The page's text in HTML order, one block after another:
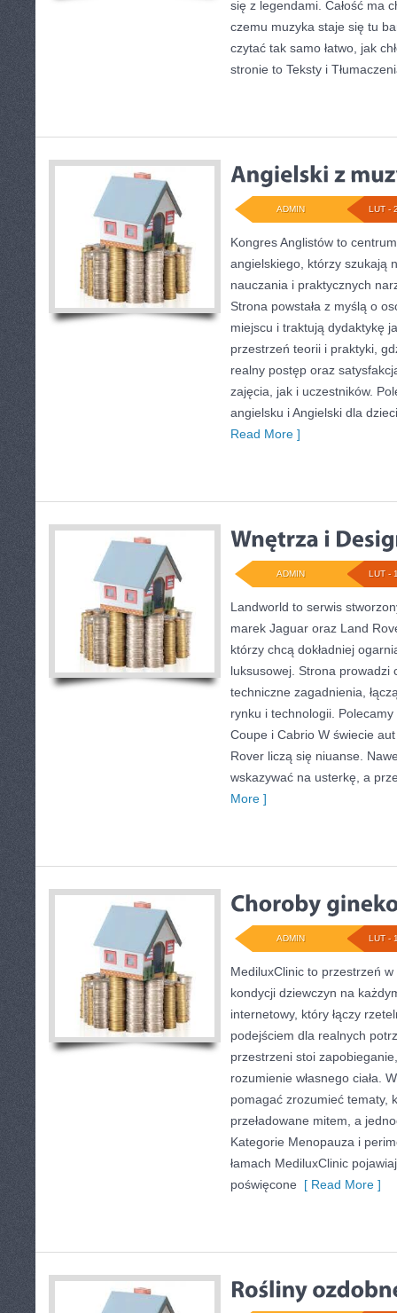
się z legendami. Całość ma
czemu muzyka staje się tu
czytać tak samo łatwo, jak
stronie to Teksty i
LUT -
ADMIN
Kongres Anglistów to
angielskiego, którzy szukają
nauczania i praktycznych
Strona powstała z myślą o
miejscu i traktują dydaktykę
przestrzeń teorii i praktyki,
realny postęp oraz
zajęcia, jak i uczestników.
angielsku i Angielski dla
Read More ]
LUT -
ADMIN
Landworld to serwis
marek Jaguar oraz Land
którzy chcą dokładniej
luksusowej. Strona prowadzi
techniczne zagadnienia,
rynku i technologii.
Coupe i Cabrio W świecie
Rover liczą się niuanse.
wskazywać na usterkę, a
More ]
LUT -
ADMIN
MediluxClinic to przestrzeń
kondycji dziewczyn na
internetowy, który łączy
podejściem dla realnych
przestrzeni stoi
rozumienie własnego ciała.
pomagać zrozumieć tematy,
przeładowane mitem, a
Kategorie Menopauza i
łamach MediluxClinic
poświęcone [ Read More ]